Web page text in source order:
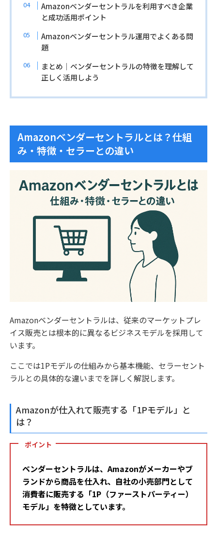
Amazonベンダーセントラルを利用すべき企業
と成功活用ポイント
Amazonベンダーセントラル運用でよくある問
題
まとめ｜ベンダーセントラルの特徴を理解して
正しく活用しよう
Amazonベンダーセントラルとは？仕組
み・特徴・セラーとの違い
Amazonベンダーセントラルは、従来のマーケットプレ
イス販売とは根本的に異なるビジネスモデルを採用して
います。
ここでは1Pモデルの仕組みから基本機能、セラーセント
ラルとの具体的な違いまでを詳しく解説します。
Amazonが仕入れて販売する「1Pモデル」と
は？
ポイント
ベンダーセントラルは、Amazonがメーカーやブ
ランドから商品を仕入れ、自社の小売部門として
消費者に販売する「1P（ファーストパーティー）
モデル」を特徴としています。